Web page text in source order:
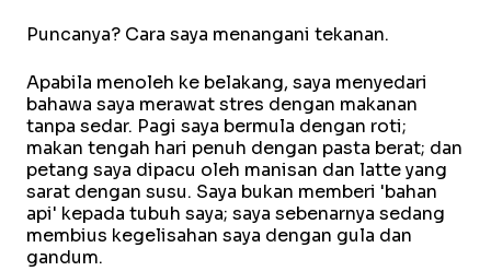
Puncanya? Cara saya menangani tekanan.
Apabila menoleh ke belakang, saya menyedari
bahawa saya merawat stres dengan makanan
tanpa sedar. Pagi saya bermula dengan roti;
makan tengah hari penuh dengan pasta berat; dan
petang saya dipacu oleh manisan dan latte yang
sarat dengan susu. Saya bukan memberi 'bahan
api' kepada tubuh saya; saya sebenarnya sedang
membius kegelisahan saya dengan gula dan
gandum.